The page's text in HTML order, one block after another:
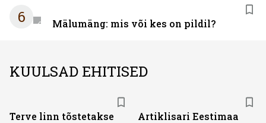
6 Mälumäng: mis või kes on pildil?
KUULSAD EHITISED
Terve linn tõstetakse
Artiklisari Eestimaa